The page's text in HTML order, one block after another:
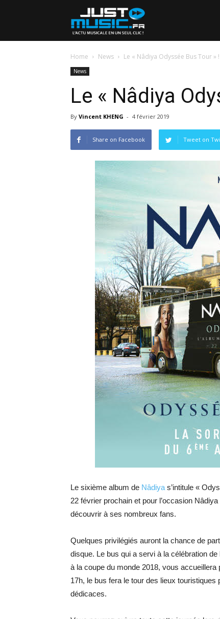
Home News Le « Nâdiya Odyssée Bus Tour » !
News
Le « Nâdiya
By Vincent KHENG - 4 février 2019
Share on Facebook Tweet on
Le sixième album de Nâdiya s’intitule «
22 février prochain et pour l’occasion
découvrir à ses nombreux fans.
Quelques privilégiés auront la chance de
disque. Le bus qui a servi à la célébration
à la coupe du monde 2018, vous
17h, le bus fera le tour des lieux
dédicaces.